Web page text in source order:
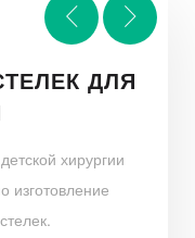
ДЛЯ
хирургии
изготовление
ЖДЕТ